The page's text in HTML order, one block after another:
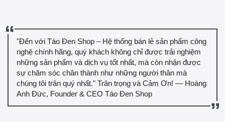
"Đến với Táo Đen Shop – Hệ thống bán lẻ sản phẩm công
nghệ chính hãng, quý khách không chỉ được trải nghiệm
những sản phẩm và dịch vụ tốt nhất, mà còn nhận được
sự chăm sóc chân thành như những người thân mà
chúng tôi trân quý nhất." Trân trọng và Cảm Ơn! — Hoàng
Anh Đức, Founder & CEO Táo Đen Shop